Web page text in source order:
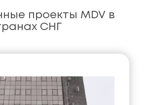
проекты MDV в
СНГ